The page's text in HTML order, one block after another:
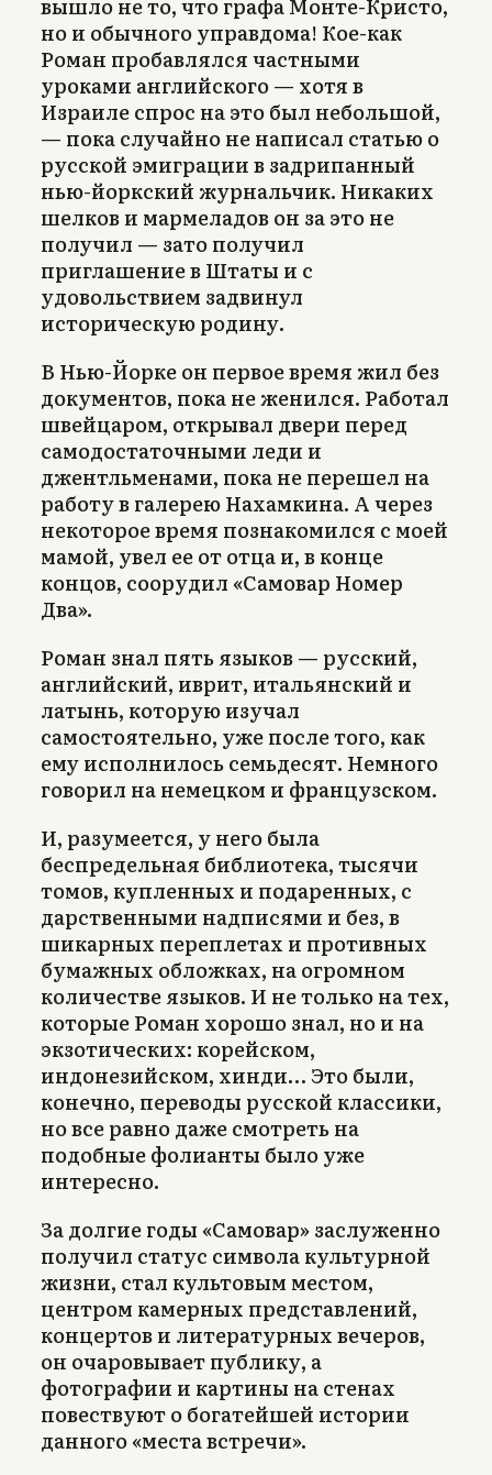
вышло не то, что графа Монте-Кристо,
но и обычного управдома! Кое-как
Роман пробавлялся частными
уроками английского — хотя в
Израиле спрос на это был небольшой,
— пока случайно не написал статью о
русской эмиграции в задрипанный
нью-йоркский журнальчик. Никаких
шелков и мармеладов он за это не
получил — зато получил
приглашение в Штаты и с
удовольствием задвинул
историческую родину.
В Нью-Йорке он первое время жил без
документов, пока не женился. Работал
швейцаром, открывал двери перед
самодостаточными леди и
джентльменами, пока не перешел на
работу в галерею Нахамкина. А через
некоторое время познакомился с моей
мамой, увел ее от отца и, в конце
концов, соорудил «Самовар Номер
Два».
Роман знал пять языков — русский,
английский, иврит, итальянский и
латынь, которую изучал
самостоятельно, уже после того, как
ему исполнилось семьдесят. Немного
говорил на немецком и французском.
И, разумеется, у него была
беспредельная библиотека, тысячи
томов, купленных и подаренных, с
дарственными надписями и без, в
шикарных переплетах и противных
бумажных обложках, на огромном
количестве языков. И не только на тех,
которые Роман хорошо знал, но и на
экзотических: корейском,
индонезийском, хинди… Это были,
конечно, переводы русской классики,
но все равно даже смотреть на
подобные фолианты было уже
интересно.
За долгие годы «Самовар» заслуженно
получил статус символа культурной
жизни, стал культовым местом,
центром камерных представлений,
концертов и литературных вечеров,
он очаровывает публику, а
фотографии и картины на стенах
повествуют о богатейшей истории
данного «места встречи».